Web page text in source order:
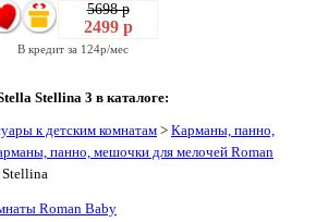
5698 р
2499 р
В кредит за 124р/мес
Stellina 3 в каталоге:
к детским комнатам> Карманы, панно,
панно, мешочки для мелочей Roman
Stellina
Roman Baby